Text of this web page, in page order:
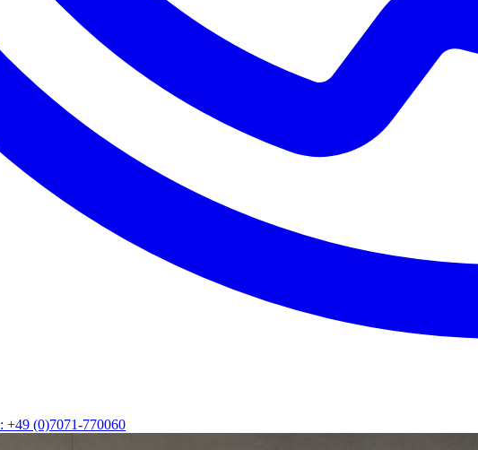
+49 (0)7071-770060